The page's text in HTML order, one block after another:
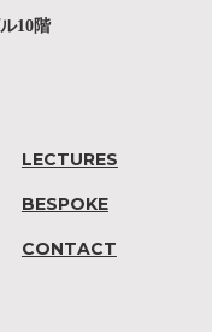
10階
LECTURES
BESPOKE
CONTACT